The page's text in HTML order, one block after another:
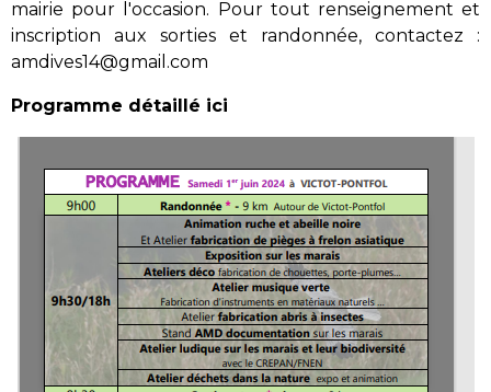
mairie pour l'occasion. Pour tout renseignement et
inscription aux sorties et randonnée, contactez :
amdives14@gmail.com
Programme détaillé ici